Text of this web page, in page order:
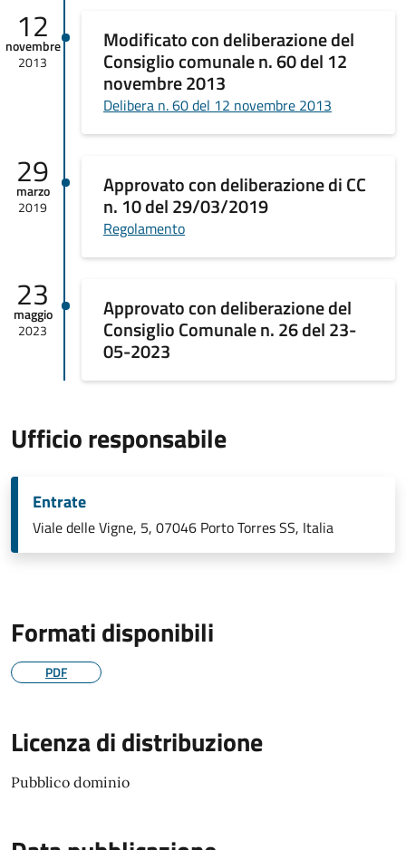
12
novembre
2013
Modificato con deliberazione del
Consiglio comunale n. 60 del 12
novembre 2013
Delibera n. 60 del 12 novembre 2013
29
marzo
2019
Approvato con deliberazione di CC
n. 10 del 29/03/2019
Regolamento
23
maggio
2023
Approvato con deliberazione del
Consiglio Comunale n. 26 del 23-
05-2023
Ufficio responsabile
Entrate
Viale delle Vigne, 5, 07046 Porto Torres SS, Italia
Formati disponibili
PDF
Licenza di distribuzione
Pubblico dominio